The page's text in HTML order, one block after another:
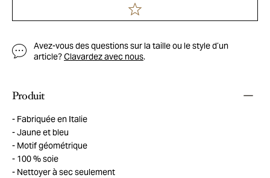
Avez-vous des questions sur la taille ou le style d’un
article?Clavardez avec nous.
Produit
Fabriquée en Italie
Jaune et bleu
Motif géométrique
100 % soie
Nettoyer à sec seulement